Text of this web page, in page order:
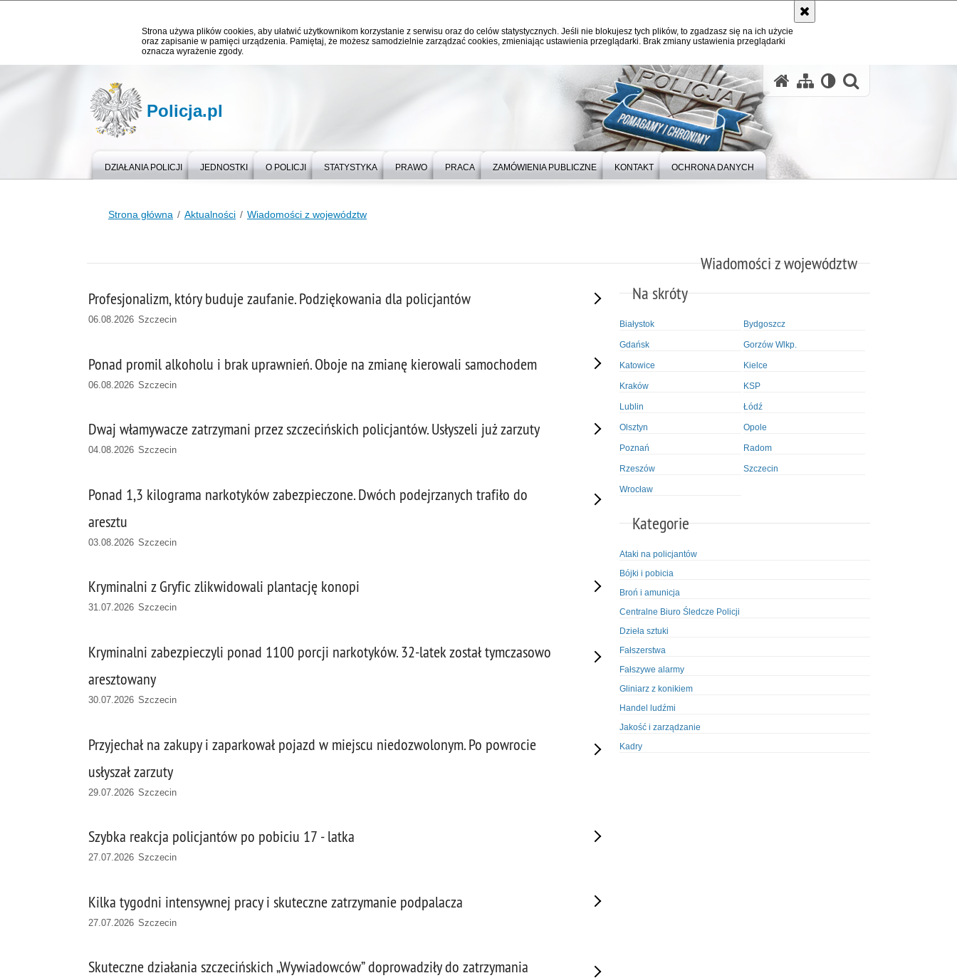
Strona używa plików cookies, aby ułatwić użytkownikom korzystanie z serwisu oraz do celów statystycznych. Jeśli nie blokujesz tych plików, to zgadzasz się na ich użycie
oraz zapisanie w pamięci urządzenia. Pamiętaj, że możesz samodzielnie zarządzać cookies, zmieniając ustawienia przeglądarki. Brak zmiany ustawienia przeglądarki
oznacza wyrażenie zgody.
Policja.pl
DZIAŁANIA POLICJI JEDNOSTKI O POLICJI STATYSTYKA PRAWO PRACA ZAMÓWIENIA PUBLICZNE KONTAKT OCHRONA DANYCH
Strona główna Aktualności Wiadomości z województw
Wiadomości z województw
Profesjonalizm, który buduje zaufanie. Podziękowania dla policjantów
06.08.2026 Szczecin
Ponad promil alkoholu i brak uprawnień. Oboje na zmianę kierowali samochodem
06.08.2026 Szczecin
Dwaj włamywacze zatrzymani przez szczecińskich policjantów. Usłyszeli już zarzuty
04.08.2026 Szczecin
Ponad 1,3 kilograma narkotyków zabezpieczone. Dwóch podejrzanych trafiło do
aresztu
03.08.2026 Szczecin
Kryminalni z Gryfic zlikwidowali plantację konopi
31.07.2026 Szczecin
Kryminalni zabezpieczyli ponad 1100 porcji narkotyków. 32-latek został tymczasowo
aresztowany
30.07.2026 Szczecin
Przyjechał na zakupy i zaparkował pojazd w miejscu niedozwolonym. Po powrocie
usłyszał zarzuty
29.07.2026 Szczecin
Szybka reakcja policjantów po pobiciu 17 - latka
27.07.2026 Szczecin
Kilka tygodni intensywnej pracy i skuteczne zatrzymanie podpalacza
27.07.2026 Szczecin
Skuteczne działania szczecińskich „Wywiadowców” doprowadziły do zatrzymania
Na skróty
Białystok Bydgoszcz
Gdańsk Gorzów Wlkp.
Katowice Kielce
Kraków KSP
Lublin Łódź
Olsztyn Opole
Poznań Radom
Rzeszów Szczecin
Wrocław
Kategorie
Ataki na policjantów
Bójki i pobicia
Broń i amunicja
Centralne Biuro Śledcze Policji
Dzieła sztuki
Fałszerstwa
Fałszywe alarmy
Gliniarz z konikiem
Handel ludźmi
Jakość i zarządzanie
Kadry